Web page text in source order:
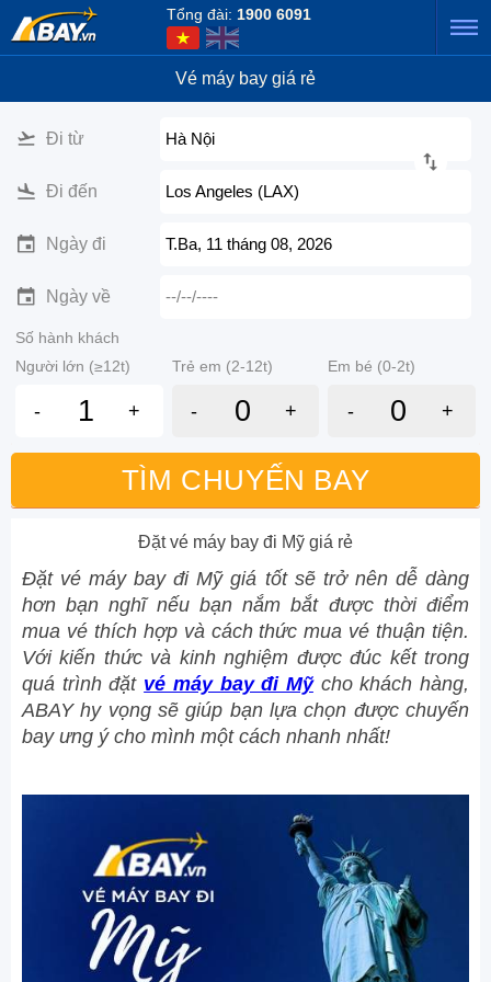
Tổng đài: 1900 6091
Vé máy bay giá rẻ
Đi từ Hà Nội
Đi đến Los Angeles (LAX)
Ngày đi T.Ba, 11 tháng 08, 2026
Ngày về --/--/----
Số hành khách
Người lớn (≥12t)
Trẻ em (2-12t) Em bé (0-2t)
- + - + - +
TÌM CHUYẾN BAY
Đặt vé máy bay đi Mỹ giá rẻ
Đặt vé máy bay đi Mỹ giá tốt sẽ trở nên dễ dàng
hơn bạn nghĩ nếu bạn nắm bắt được thời điểm
mua vé thích hợp và cách thức mua vé thuận tiện.
Với kiến thức và kinh nghiệm được đúc kết trong
quá trình đặt vé máy bay đi Mỹcho khách hàng,
ABAY hy vọng sẽ giúp bạn lựa chọn được chuyến
bay ưng ý cho mình một cách nhanh nhất!